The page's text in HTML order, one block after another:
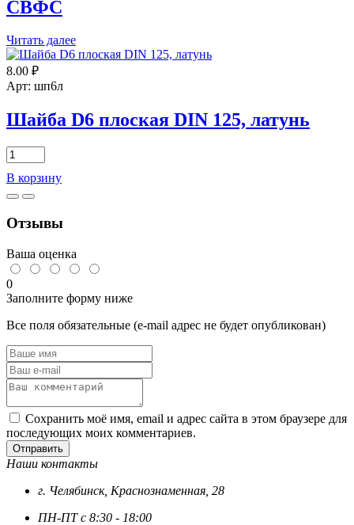
цинк
HV
350
)
СВФС
Читать далее
8.00 ₽
Арт: шп6л
Шайба D6 плоская DIN 125, латунь
Количество
товара
Шайба
D6
DIN
латунь
В корзину
Отзывы
Ваша оценка
0
Заполните форму ниже
Все поля обязательные (e-mail адрес не будет опубликован)
Сохранить моё имя, email и адрес сайта в этом браузере для
последующих моих комментариев.
Отправить
Наши контакты
г. Челябинск, Краснознаменная, 28
ПН-ПТ с 8:30 - 18:00